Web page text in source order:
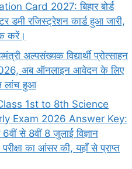
Card 2027: बिहार बोर्ड
डमी रजिस्ट्रेशन कार्ड हुआ जारी,
करें।
अल्पसंख्यक विद्यार्थी प्रोत्साहन
अब ऑनलाइन आवेदन के लिए
लांच हुआ
1st to 8th Science
Exam 2026 Answer Key:
6वीं से 8वीं 8 जुलाई विज्ञान
का आंसर की, यहाँ से प्राप्त